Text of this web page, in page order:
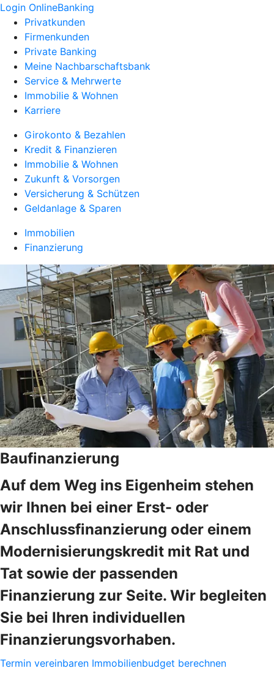
Login OnlineBanking
Privatkunden
Firmenkunden
Private Banking
Meine Nachbarschaftsbank
Service & Mehrwerte
Immobilie & Wohnen
Karriere
Girokonto & Bezahlen
Kredit & Finanzieren
Immobilie & Wohnen
Zukunft & Vorsorgen
Versicherung & Schützen
Geldanlage & Sparen
Immobilien
Finanzierung
Baufinanzierung
Auf dem Weg ins Eigenheim stehen
wir Ihnen bei einer Erst- oder
Anschlussfinanzierung oder einem
Modernisierungskredit mit Rat und
Tat sowie der passenden
Finanzierung zur Seite. Wir begleiten
Sie bei Ihren individuellen
Finanzierungsvorhaben.
Termin vereinbaren Immobilienbudget berechnen